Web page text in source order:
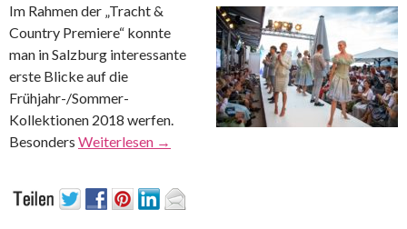
Im Rahmen der „Tracht &
Country Premiere“ konnte
man in Salzburg interessante
erste Blicke auf die
Frühjahr-/Sommer-
Kollektionen 2018 werfen.
Besonders Weiterlesen →